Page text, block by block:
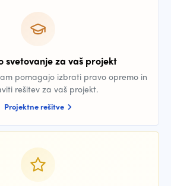
svetovanje za vaš projekt
pomagajo izbrati pravo opremo in
rešitev za vaš projekt.
Projektne rešitve